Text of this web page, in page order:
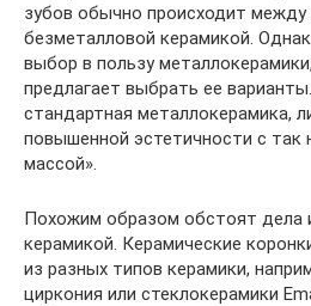
зубов обычно происходит
безметалловой керамикой.
выбор в пользу
предлагает выбрать ее
стандартная металлокерамика,
повышенной эстетичности с так
массой».
Похожим образом обстоят дела
керамикой. Керамические
из разных типов керамики,
циркония или стеклокерамики